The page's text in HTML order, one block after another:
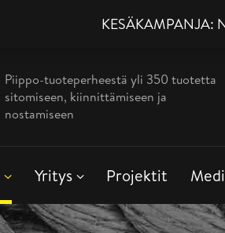
KESÄKAMPANJA:
Piippo-tuoteperheestä yli 350 tuotetta
sitomiseen, kiinnittämiseen ja
nostamiseen
Yritys Projektit